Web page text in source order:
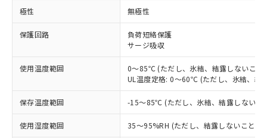
極性 無極性
保護回路
負荷短絡保護
サージ吸収
使用温度範囲
0～85℃ (ただし、氷結、結露しないこと)
UL温度定格: 0～60℃ (ただし、氷結、結
保存温度範囲 -15～85℃ (ただし、氷結、結露しないこ
使用湿度範囲 35～95%RH (ただし、結露しないこと)
ご利用条件
ご利用ください。
対応済み：EU RoHS指令（10物質）の
非含有に対応した製品が提供可能な商品で
対応予定：EU RoHS指令（10物質）の非含
有に対応した製品に切り替える予定のある
商品です。
対応予定なし：EU RoHS指令（10物質）の
非含有に非対応の商品で、対応品を出す予